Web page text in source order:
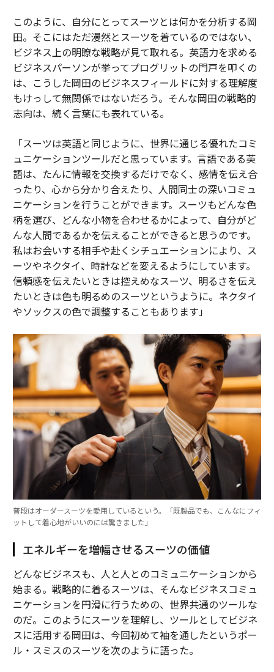
このように、自分にとってスーツとは何かを分析する岡
田。そこにはただ漫然とスーツを着ているのではない、
ビジネス上の明瞭な戦略が見て取れる。英語力を求める
ビジネスパーソンが挙ってプログリットの門戸を叩くの
は、こうした岡田のビジネスフィールドに対する理解度
もけっして無関係ではないだろう。そんな岡田の戦略的
志向は、続く言葉にも表れている。
「スーツは英語と同じように、世界に通じる優れたコミ
ュニケーションツールだと思っています。言語である英
語は、たんに情報を交換するだけでなく、感情を伝え合
ったり、心から分かり合えたり、人間同士の深いコミュ
ニケーションを行うことができます。スーツもどんな色
柄を選び、どんな小物を合わせるかによって、自分がど
んな人間であるかを伝えることができると思うのです。
私はお会いする相手や赴くシチュエーションにより、ス
ーツやネクタイ、時計などを変えるようにしています。
信頼感を伝えたいときは控えめなスーツ、明るさを伝え
たいときは色も明るめのスーツというように。ネクタイ
やソックスの色で調整することもあります」
普段はオーダースーツを愛用しているという。「既製品でも、こんなにフィ
ットして着心地がいいのには驚きました」
エネルギーを増幅させるスーツの価値
どんなビジネスも、人と人とのコミュニケーションから
始まる。戦略的に着るスーツは、そんなビジネスコミュ
ニケーションを円滑に行うための、世界共通のツールな
のだ。このようにスーツを理解し、ツールとしてビジネ
スに活用する岡田は、今回初めて袖を通したというポー
ル・スミスのスーツを次のように語った。